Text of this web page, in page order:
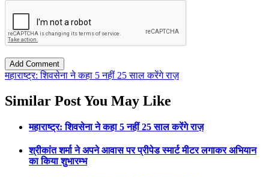
महाराष्ट्र: शिवसेना ने कहा 5 नहीं 25 साल करेंगे राज़
Similar Post You May Like
महाराष्ट्र: शिवसेना ने कहा 5 नहीं 25 साल करेंगे राज़
श्रीकांत शर्मा ने अपने आवास पर प्रीपेड स्मार्ट मीटर लगाकर अभियान
का किया शुभारम्भ